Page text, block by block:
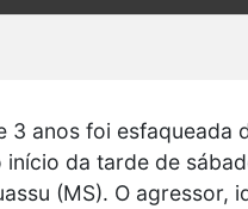
3 anos foi esfaqueada
início da tarde de
(MS). O agressor,